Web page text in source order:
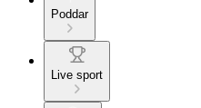
Poddar
Live sport